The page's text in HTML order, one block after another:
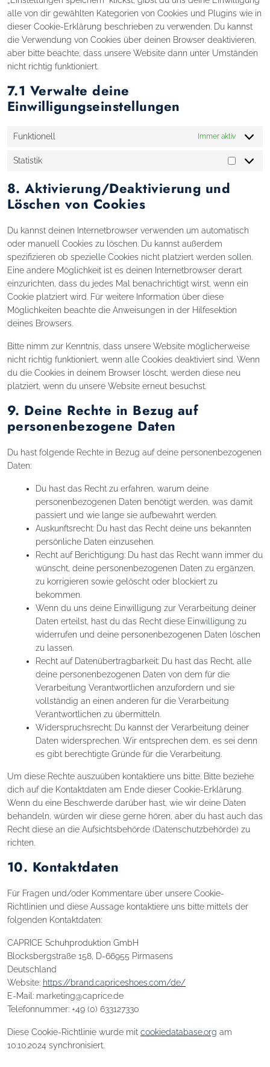
alle von dir gewählten Kategorien von Cookies und Plugins wie in
dieser Cookie-Erklärung beschrieben zu verwenden. Du kannst
die Verwendung von Cookies über deinen Browser deaktivieren,
aber bitte beachte, dass unsere Website dann unter Umständen
nicht richtig funktioniert.
7.1 Verwalte deine
Einwilligungseinstellungen
Funktionell Immer aktiv
Statistik
Statistik
8. Aktivierung/Deaktivierung und
Löschen von Cookies
Du kannst deinen Internetbrowser verwenden um automatisch
oder manuell Cookies zu löschen. Du kannst außerdem
spezifizieren ob spezielle Cookies nicht platziert werden sollen.
Eine andere Möglichkeit ist es deinen Internetbrowser derart
einzurichten, dass du jedes Mal benachrichtigt wirst, wenn ein
Cookie platziert wird. Für weitere Information über diese
Möglichkeiten beachte die Anweisungen in der Hilfesektion
deines Browsers.
Bitte nimm zur Kenntnis, dass unsere Website möglicherweise
nicht richtig funktioniert, wenn alle Cookies deaktiviert sind. Wenn
du die Cookies in deinem Browser löscht, werden diese neu
platziert, wenn du unsere Website erneut besuchst.
9. Deine Rechte in Bezug auf
personenbezogene Daten
Du hast folgende Rechte in Bezug auf deine personenbezogenen
Daten:
Du hast das Recht zu erfahren, warum deine
personenbezogenen Daten benötigt werden, was damit
passiert und wie lange sie aufbewahrt werden.
Auskunftsrecht: Du hast das Recht deine uns bekannten
persönliche Daten einzusehen.
Recht auf Berichtigung: Du hast das Recht wann immer du
wünscht, deine personenbezogenen Daten zu ergänzen,
zu korrigieren sowie gelöscht oder blockiert zu
bekommen.
Wenn du uns deine Einwilligung zur Verarbeitung deiner
Daten erteilst, hast du das Recht diese Einwilligung zu
widerrufen und deine personenbezogenen Daten löschen
zu lassen.
Recht auf Datenübertragbarkeit: Du hast das Recht, alle
deine personenbezogenen Daten von dem für die
Verarbeitung Verantwortlichen anzufordern und sie
vollständig an einen anderen für die Verarbeitung
Verantwortlichen zu übermitteln.
Widerspruchsrecht: Du kannst der Verarbeitung deiner
Daten widersprechen. Wir entsprechen dem, es sei denn
es gibt berechtigte Gründe für die Verarbeitung.
Um diese Rechte auszuüben kontaktiere uns bitte. Bitte beziehe
dich auf die Kontaktdaten am Ende dieser Cookie-Erklärung.
Wenn du eine Beschwerde darüber hast, wie wir deine Daten
behandeln, würden wir diese gerne hören, aber du hast auch das
Recht diese an die Aufsichtsbehörde (Datenschutzbehörde) zu
richten.
10. Kontaktdaten
Für Fragen und/oder Kommentare über unsere Cookie-
Richtlinien und diese Aussage kontaktiere uns bitte mittels der
folgenden Kontaktdaten:
CAPRICE Schuhproduktion GmbH
Blocksbergstraße 158, D-66955 Pirmasens
Deutschland
Website: https://brand.capriceshoes.com/de/
E-Mail: marketing@caprice.de
Telefonnummer: +49 (0) 633127330
Diese Cookie-Richtlinie wurde mit cookiedatabase.org am
10.10.2024 synchronisiert.